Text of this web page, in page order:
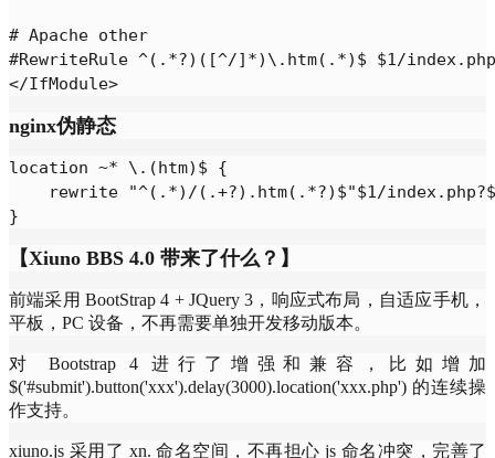
# Apache other
#RewriteRule ^(.*?)([^/]*)\.htm(.*)$ $1/
nginx伪静态
location ~* \.(htm)$ {
rewrite "^(.*)/(.+?).htm(.*?)$"$1/
【Xiuno BBS 4.0 带来了什么？】
前端采用 BootStrap 4 + JQuery 3，响应式布局，自适应手机，
平板，PC 设备，不再需要单独开发移动版本。
对 Bootstrap 4 进行了增强和兼容，比如增加
$('#submit').button('xxx').delay(3000).location('xxx.php') 的连续操
作支持。
xiuno.js 采用了 xn. 命名空间，不再担心 js 命名冲突，完善了